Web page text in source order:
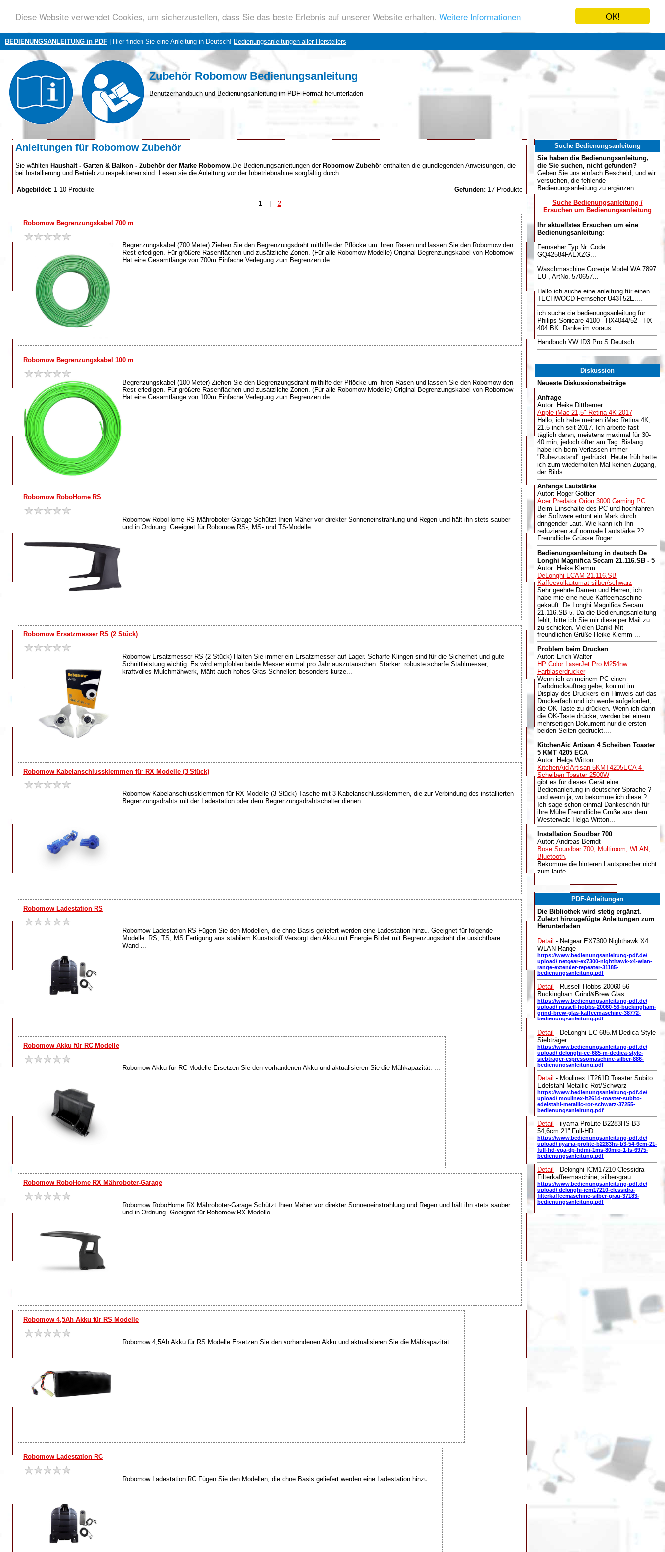
OK!
Diese Website verwendet Cookies, um sicherzustellen, dass Sie das beste Erlebnis auf unserer Website erhalten. Weitere Informationen
BEDIENUNGSANLEITUNG in PDF | Hier finden Sie eine Anleitung in Deutsch! Bedienungsanleitungen aller Herstellers
Zubehör Robomow Bedienungsanleitung
Benutzerhandbuch und Bedienungsanleitung im PDF-Format herunterladen
Anleitungen für Robomow Zubehör
Sie wählten Haushalt - Garten & Balkon - Zubehör der Marke Robomow .Die Bedienungsanleitungen der Robomow Zubehör enthalten die grundlegenden Anweisungen, die
bei Installierung und Betrieb zu respektieren sind. Lesen sie die Anleitung vor der Inbetriebnahme sorgfältig durch.
Abgebildet: 1-10 Produkte Gefunden: 17 Produkte
1
| 2
Robomow Begrenzungskabel 700 m
Begrenzungskabel (700 Meter) Ziehen Sie den Begrenzungsdraht mithilfe der Pflöcke um Ihren Rasen und lassen Sie den Robomow den
Rest erledigen. Für größere Rasenflächen und zusätzliche Zonen. (Für alle Robomow-Modelle) Original Begrenzungskabel von Robomow
Hat eine Gesamtlänge von 700m Einfache Verlegung zum Begrenzen de...
Robomow Begrenzungskabel 100 m
Begrenzungskabel (100 Meter) Ziehen Sie den Begrenzungsdraht mithilfe der Pflöcke um Ihren Rasen und lassen Sie den Robomow den
Rest erledigen. Für größere Rasenflächen und zusätzliche Zonen. (Für alle Robomow-Modelle) Original Begrenzungskabel von Robomow
Hat eine Gesamtlänge von 100m Einfache Verlegung zum Begrenzen de...
Robomow RoboHome RS
Robomow RoboHome RS Mähroboter-Garage Schützt Ihren Mäher vor direkter Sonneneinstrahlung und Regen und hält ihn stets sauber
und in Ordnung. Geeignet für Robomow RS-, MS- und TS-Modelle. ...
Robomow Ersatzmesser RS (2 Stück)
Robomow Ersatzmesser RS (2 Stück) Halten Sie immer ein Ersatzmesser auf Lager. Scharfe Klingen sind für die Sicherheit und gute
Schnittleistung wichtig. Es wird empfohlen beide Messer einmal pro Jahr auszutauschen. Stärker: robuste scharfe Stahlmesser,
kraftvolles Mulchmähwerk, Mäht auch hohes Gras Schneller: besonders kurze...
Robomow Kabelanschlussklemmen für RX Modelle (3 Stück)
Robomow Kabelanschlussklemmen für RX Modelle (3 Stück) Tasche mit 3 Kabelanschlussklemmen, die zur Verbindung des installierten
Begrenzungsdrahts mit der Ladestation oder dem Begrenzungsdrahtschalter dienen. ...
Robomow Ladestation RS
Robomow Ladestation RS Fügen Sie den Modellen, die ohne Basis geliefert werden eine Ladestation hinzu. Geeignet für folgende
Modelle: RS, TS, MS Fertigung aus stabilem Kunststoff Versorgt den Akku mit Energie Bildet mit Begrenzungsdraht die unsichtbare
Wand ...
Robomow Akku für RC Modelle
Robomow Akku für RC Modelle Ersetzen Sie den vorhandenen Akku und aktualisieren Sie die Mähkapazität. ...
Robomow RoboHome RX Mähroboter-Garage
Robomow RoboHome RX Mähroboter-Garage Schützt Ihren Mäher vor direkter Sonneneinstrahlung und Regen und hält ihn stets sauber
und in Ordnung. Geeignet für Robomow RX-Modelle. ...
Robomow 4,5Ah Akku für RS Modelle
Robomow 4,5Ah Akku für RS Modelle Ersetzen Sie den vorhandenen Akku und aktualisieren Sie die Mähkapazität. ...
Robomow Ladestation RC
Robomow Ladestation RC Fügen Sie den Modellen, die ohne Basis geliefert werden eine Ladestation hinzu. ...
Suche Bedienungsanleitung
Sie haben die Bedienungsanleitung,
die Sie suchen, nicht gefunden?
Geben Sie uns einfach Bescheid, und wir
versuchen, die fehlende
Bedienungsanleitung zu ergänzen:
Suche Bedienungsanleitung /
Ersuchen um Bedienungsanleitung
Ihr aktuellstes Ersuchen um eine
Bedienungsanleitung:
Fernseher Typ Nr. Code
GQ42584FAEXZG...
Waschmaschine Gorenje Model WA 7897
EU , ArtNo. 570657...
Hallo ich suche eine anleitung für einen
TECHWOOD-Fernseher U43T52E....
ich suche die bedienungsanleitung für
Philips Sonicare 4100 - HX4044/52 - HX
404 BK. Danke im voraus...
Handbuch VW ID3 Pro S Deutsch...
Diskussion
Neueste Diskussionsbeiträge:
Anfrage
Autor: Heike Dittberner
Apple iMac 21,5" Retina 4K 2017
Hallo, ich habe meinen iMac Retina 4K,
21.5 inch seit 2017. Ich arbeite fast
täglich daran, meistens maximal für 30-
40 min, jedoch öfter am Tag. Bislang
habe ich beim Verlassen immer
"Ruhezustand" gedrückt. Heute früh hatte
ich zum wiederholten Mal keinen Zugang,
der Bilds...
Anfangs Lautstärke
Autor: Roger Gottier
Acer Predator Orion 3000 Gaming PC
Beim Einschalte des PC und hochfahren
der Software ertönt ein Mark durch
dringender Laut. Wie kann ich Ihn
reduzieren auf normale Lautstärke ??
Freundliche Grüsse Roger...
Bedienungsanleitung in deutsch De
Longhi Magnifica Secam 21.116.SB - 5
Autor: Heike Klemm
DeLonghi ECAM 21.116.SB
Kaffeevollautomat silber/schwarz
Sehr geehrte Damen und Herren, ich
habe mie eine neue Kaffeemaschine
gekauft. De Longhi Magnifica Secam
21.116.SB 5. Da die Bedienungsanleitung
fehlt, bitte ich Sie mir diese per Mail zu
zu schicken. Vielen Dank! Mit
freundlichen Grüße Heike Klemm ...
Problem beim Drucken
Autor: Erich Walter
HP Color LaserJet Pro M254nw
Farblaserdrucker
Wenn ich an meinem PC einen
Farbdruckauftrag gebe, kommt im
Display des Druckers ein Hinweis auf das
Druckerfach und ich werde aufgefordert,
die OK-Taste zu drücken. Wenn ich dann
die OK-Taste drücke, werden bei einem
mehrseitigen Dokument nur die ersten
beiden Seiten gedruckt....
KitchenAid Artisan 4 Scheiben Toaster
5 KMT 4205 ECA
Autor: Helga Witton
KitchenAid Artisan 5KMT4205ECA 4-
Scheiben Toaster 2500W
gibt es für dieses Gerät eine
Bedienanleitung in deutscher Sprache ?
und wenn ja, wo bekomme ich diese ?
Ich sage schon einmal Dankeschön für
ihre Mühe Freundliche Grüße aus dem
Westerwald Helga Witton...
Installation Soudbar 700
Autor: Andreas Berndt
Bose Soundbar 700, Multiroom, WLAN,
Bluetooth,
Bekomme die hinteren Lautsprecher nicht
zum laufe. ...
PDF-Anleitungen
Die Bibliothek wird stetig ergänzt.
Zuletzt hinzugefügte Anleitungen zum
Herunterladen:
Detail - Netgear EX7300 Nighthawk X4
WLAN Range
https://www.bedienungsanleitung-pdf.de/
upload/ netgear-ex7300-nighthawk-x4-wlan-
range-extender-repeater-31185-
bedienungsanleitung.pdf
Detail - Russell Hobbs 20060-56
Buckingham Grind&Brew Glas
https://www.bedienungsanleitung-pdf.de/
upload/ russell-hobbs-20060-56-buckingham-
grind-brew-glas-kaffeemaschine-38772-
bedienungsanleitung.pdf
Detail - DeLonghi EC 685.M Dedica Style
Siebträger
https://www.bedienungsanleitung-pdf.de/
upload/ delonghi-ec-685-m-dedica-style-
siebtrager-espressomaschine-silber-886-
bedienungsanleitung.pdf
Detail - Moulinex LT261D Toaster Subito
Edelstahl Metallic-Rot/Schwarz
https://www.bedienungsanleitung-pdf.de/
upload/ moulinex-lt261d-toaster-subito-
edelstahl-metallic-rot-schwarz-37255-
bedienungsanleitung.pdf
Detail - iiyama ProLite B2283HS-B3
54,6cm 21" Full-HD
https://www.bedienungsanleitung-pdf.de/
upload/ iiyama-prolite-b2283hs-b3-54-6cm-21-
full-hd-vga-dp-hdmi-1ms-80mio-1-ls-6975-
bedienungsanleitung.pdf
Detail - Delonghi ICM17210 Clessidra
Filterkaffeemaschine, silber-grau
https://www.bedienungsanleitung-pdf.de/
upload/ delonghi-icm17210-clessidra-
filterkaffeemaschine-silber-grau-37183-
bedienungsanleitung.pdf